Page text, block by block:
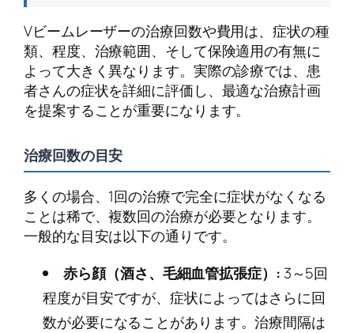
Vビームレーザーの治療回数や費用は、症状の種
類、程度、治療範囲、そして保険適用の有無に
よって大きく異なります。実際の診療では、患
者さんの症状を詳細に評価し、最適な治療計画
を提案することが重要になります。
治療回数の目安
多くの場合、1回の治療で完全に症状がなくなる
ことは稀で、複数回の治療が必要となります。
一般的な目安は以下の通りです。
赤ら顔（酒さ、毛細血管拡張症）: 3～5回
程度が目安ですが、症状によってはさらに回
数が必要になることがあります。治療間隔は